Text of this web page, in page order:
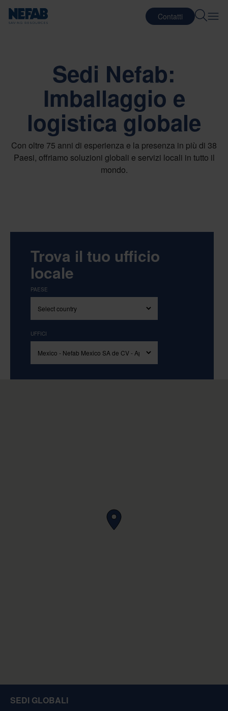
Contatti
Sedi Nefab:
Imballaggio e
logistica globale
Con oltre 75 anni di esperienza e la presenza in più di 38
Paesi, offriamo soluzioni globali e servizi locali in tutto il
mondo.
Trova il tuo ufficio
locale
PAESE
UFFICI
SEDI GLOBALI